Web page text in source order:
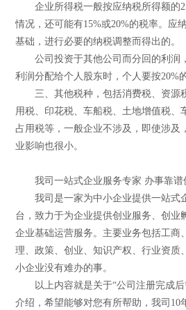
企业所得税一般按应纳税所得额的
情况，还可能有15%或20%的税率。应
基础，进行必要的纳税调整而得出的。
公司投资于其他公司而分回的利润
利润分配给个人股东时，个人要按20%
三、其他税种，包括消费税、资源
用税、印花税、车船税、土地增值税、
占用税等，一般企业不涉及，即使涉及
业影响也很小。
我司一站式企业服务专家 办事靠谱
我司是一家为中小企业提供一站式
台，致力于为企业提供创业服务、创业
企业基础运营服务。主要业务包括工商
理、政策、创业、知识产权、行业资质
小企业没有难办的事。
以上内容就是关于“公司注册完成后
介绍，希望能够对您有所帮助，我司10